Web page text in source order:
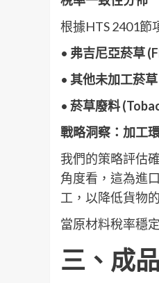
根據HTS 2401節
• 弗吉尼亞菸草
• 其他未加工菸草
• 菸草廢料
戰略洞察：加工
我們的策略評估
角度看，這為進
工，以降低貨物
當原材料稅率穩
三、成